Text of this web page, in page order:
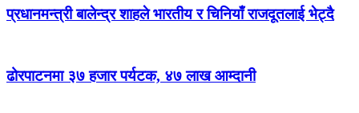
प्रधानमन्त्री बालेन्द्र शाहले भारतीय र चिनियाँ राजदूतलाई भेट्दै
ढोरपाटनमा ३७ हजार पर्यटक, ४७ लाख आम्दानी